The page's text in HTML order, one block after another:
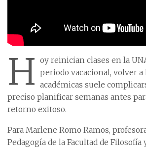
H oy reinician clases en la
periodo vacacional, volver a
académicas suele
preciso planificar semanas antes
retorno exitoso.
Para Marlene Romo Ramos,
Pedagogía de la Facultad de Filosofía